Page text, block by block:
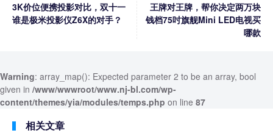
3K价位便携投影对比，双十一
谁是极米投影仪Z6X的对手？
王牌对王牌，帮你决定两万块
钱档75吋旗舰Mini LED电视买
哪款
Warning: array_map(): Expected parameter 2 to be an array, bool
given in /www/wwwroot/www.nj-bl.com/wp-
content/themes/yia/modules/temps.php on line 87
相关文章